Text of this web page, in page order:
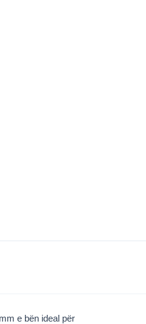
e bën ideal për